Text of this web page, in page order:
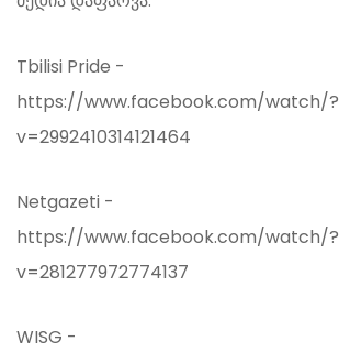
Tbilisi Pride -
https://www.facebook.com/watch/?
v=2992410314121464
Netgazeti -
https://www.facebook.com/watch/?
v=281277972774137
WISG -